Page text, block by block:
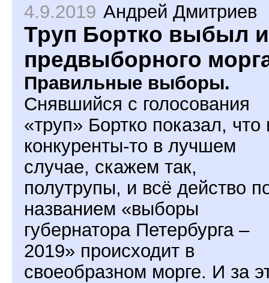
4.9.2019 Андрей Дмитриев
Труп Бортко выбыл
предвыборного
Правильные выборы.
Снявшийся с голосования
«труп» Бортко показал, что
конкуренты-то в лучшем
случае, скажем так,
полутрупы, и всё действо
названием «выборы
губернатора Петербурга –
2019» происходит в
своеобразном морге. И за